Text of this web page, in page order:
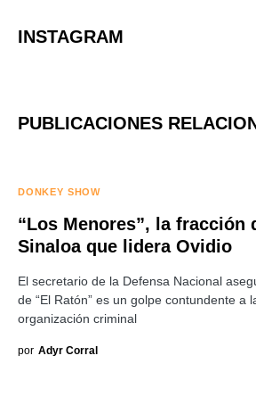
INSTAGRAM
PUBLICACIONES
DONKEY SHOW
“Los Menores”, la fracción
Sinaloa que lidera Ovidio
El secretario de la Defensa Nacional
de “El Ratón” es un golpe contundente a
organización criminal
por Adyr Corral